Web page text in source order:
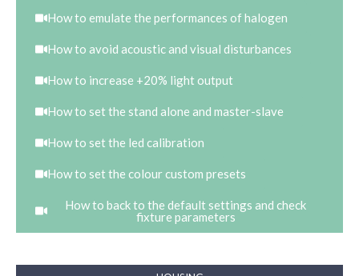
How to emulate the performances of halogen
How to avoid acoustic and visual disturbances
How to increase +20% light output
How to set the stand alone and master-slave
How to set the led calibration
How to set the colour custom presets
How to back to the default settings and check
fixture parameters